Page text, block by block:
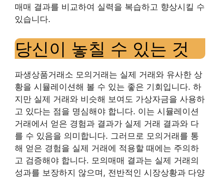
매매 결과를 비교하여 실력을 복습하고 향상시킬 수
있습니다.
당신이 놓칠 수 있는 것
파생상품거래소 모의거래는 실제 거래와 유사한 상
황을 시뮬레이션해 볼 수 있는 좋은 기회입니다. 하
지만 실제 거래와 비슷해 보여도 가상자금을 사용하
고 있다는 점을 명심해야 합니다. 이는 시뮬레이션
거래에서 얻은 경험과 결과가 실제 거래 결과와 다
를 수 있음을 의미합니다. 그러므로 모의거래를 통
해 얻은 경험을 실제 거래에 적용할 때에는 주의하
고 검증해야 합니다. 모의매매 결과는 실제 거래의
성과를 보장하지 않으며, 전반적인 시장상황과 다양